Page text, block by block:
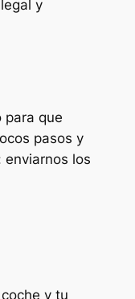
y
para que
pasos y
enviarnos los
y tu